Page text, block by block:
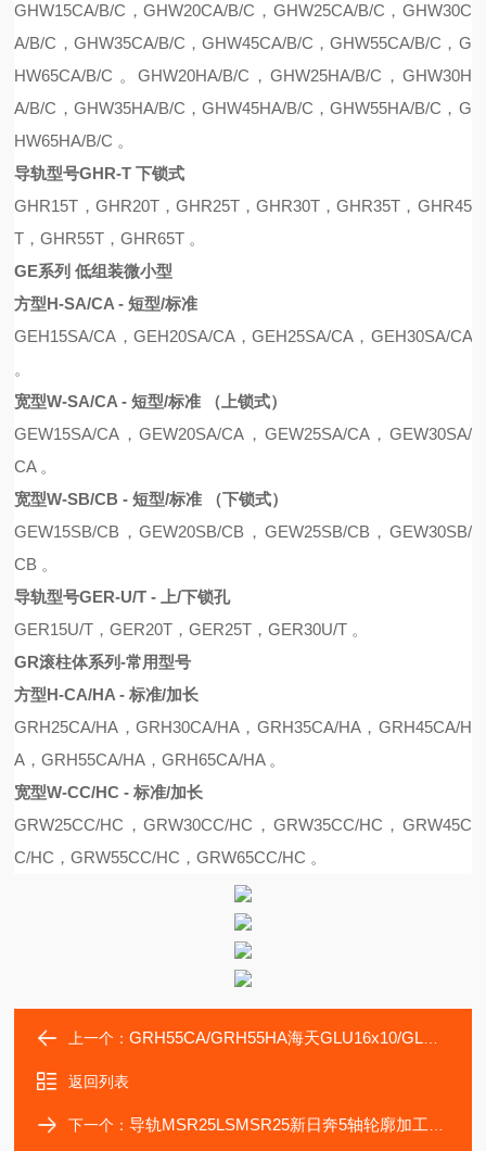
GHW15CA/B/C ，GHW20CA/B/C ， GHW25CA/B/C ， GHW30C
A/B/C ， GHW35CA/B/C ， GHW45CA/B/C ，GHW55CA/B/C ， G
HW65CA/B/C 。GHW20HA/B/C ， GHW25HA/B/C， GHW30H
A/B/C ， GHW35HA/B/C ， GHW45HA/B/C，GHW55HA/B/C ， G
HW65HA/B/C 。
导轨型号GHR-T 下锁式
GHR15T，GHR20T，GHR25T，GHR30T，GHR35T，GHR45
T，GHR55T，GHR65T 。
GE系列 低组装微小型
方型H-SA/CA - 短型/标准
GEH15SA/CA ， GEH20SA/CA，GEH25SA/CA ， GEH30SA/CA
。
宽型W-SA/CA - 短型/标准 （上锁式）
GEW15SA/CA ，GEW20SA/CA ， GEW25SA/CA， GEW30SA/
CA。
宽型W-SB/CB - 短型/标准 （下锁式）
GEW15SB/CB ，GEW20SB/CB ， GEW25SB/CB ， GEW30SB/
CB 。
导轨型号GER-U/T - 上/下锁孔
GER15U/T，GER20T，GER25T，GER30U/T 。
GR滚柱体系列-常用型号
方型H-CA/HA - 标准/加长
GRH25CA/HA ，GRH30CA/HA ， GRH35CA/HA， GRH45CA/H
A ，GRH55CA/HA ，GRH65CA/HA。
宽型W-CC/HC - 标准/加长
GRW25CC/HC，GRW30CC/HC ， GRW35CC/HC ， GRW45C
C/HC，GRW55CC/HC ，GRW65CC/HC 。
上一个：GRH55CA/GRH55HA海天GLU16x10/GLU16x20龙门机床用鼎翰滑块
返回列表
下一个：导轨MSR25LSMSR25新日奔5轴轮廓加工机维修用滚动滑块